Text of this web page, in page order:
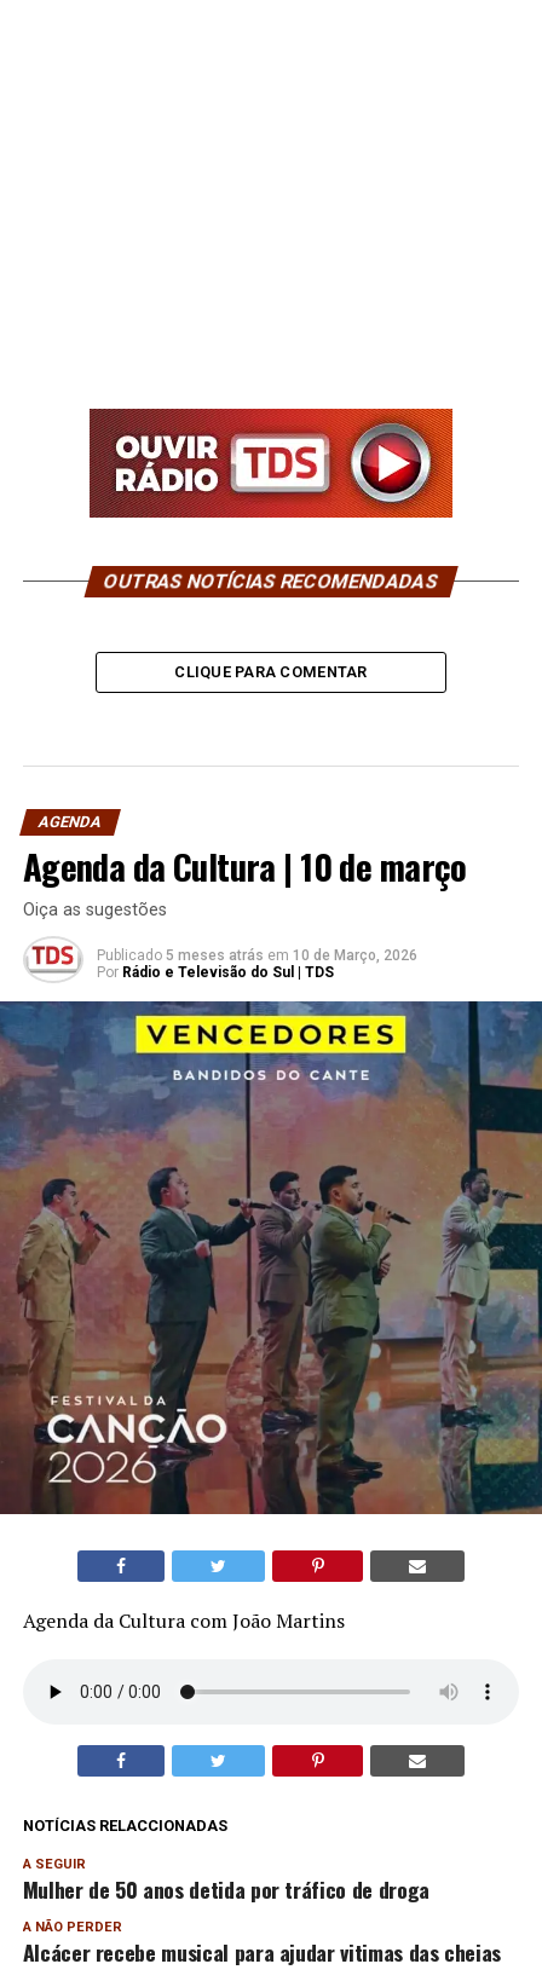
OUTRAS NOTÍCIAS RECOMENDADAS
CLIQUE PARA COMENTAR
AGENDA
Agenda da Cultura | 10 de março
Oiça as sugestões
Publicado 5 meses atrás em 10 de Março, 2026
Por Rádio e Televisão do Sul | TDS
Agenda da Cultura com João Martins
NOTÍCIAS RELACCIONADAS
A SEGUIR
Mulher de 50 anos detida por tráfico de droga
A NÃO PERDER
Alcácer recebe musical para ajudar vitimas das cheias